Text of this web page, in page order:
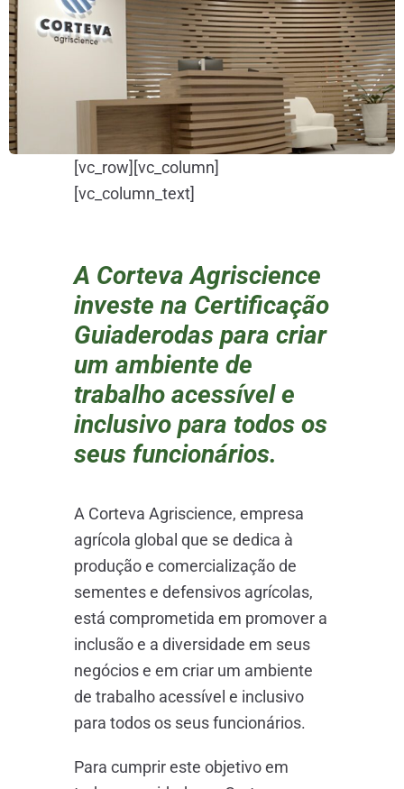
[vc_row][vc_column]
[vc_column_text]
A Corteva Agriscience
investe na Certificação
Guiaderodas para criar
um ambiente de
trabalho acessível e
inclusivo para todos os
seus funcionários.
A Corteva Agriscience, empresa
agrícola global que se dedica à
produção e comercialização de
sementes e defensivos agrícolas,
está comprometida em promover a
inclusão e a diversidade em seus
negócios e em criar um ambiente
de trabalho acessível e inclusivo
para todos os seus funcionários.
Para cumprir este objetivo em